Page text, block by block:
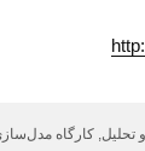
تحلیل,کارگاه